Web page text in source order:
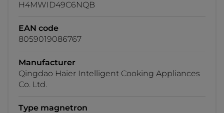
H4MWID49C6NQB
EAN code
8059019086767
Manufacturer
Qingdao Haier Intelligent Cooking Appliances
Co. Ltd.
Type magnetron